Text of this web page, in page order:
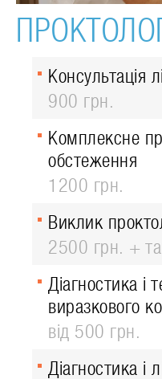
Консультація
900 грн.
Комплексне
обстеження
1200 грн.
Виклик
2500 грн. +
Діагностика і
виразкового
від 500 грн.
Діагностика і